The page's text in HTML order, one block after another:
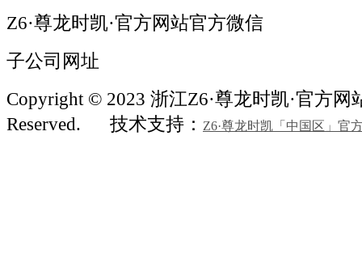
Z6·尊龙时凯·官方网站官方微信
子公司网址
Copyright © 2023 浙江Z6·尊龙时凯·官方网
Reserved.
技术支持： Z6·尊龙时凯「中国区」官